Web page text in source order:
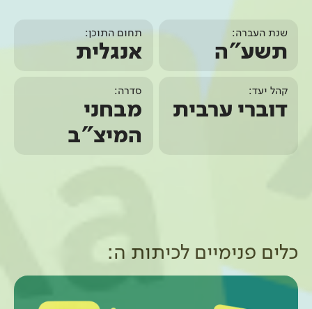
שנת העברה:
תשע"ה
תחום התוכן:
אנגלית
קהל יעד:
דוברי ערבית
סדרה:
מבחני
המיצ"ב
כלים פנימיים לכיתות ה: